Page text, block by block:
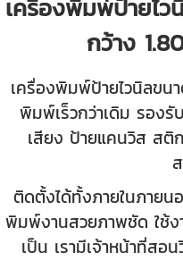
เครื่องพิมพ์ป้ายไว
กว้าง
เครื่องพิมพ์ป้ายไวนิลขน
พิมพ์เร็วกว่าเดิม รอง
เสียง ป้ายแคนวิส ส
ติดตั้งได้ทั้งภายในภายน
พิมพ์งานสวยภาพชัด ใช้ง
เป็น เรามีเจ้าหน้าที่สอ